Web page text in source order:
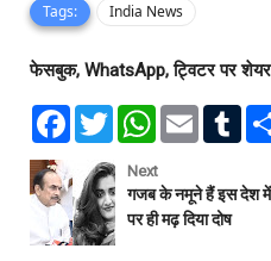
Tags: India News
फेसबुक, WhatsApp, ट्विटर पर
F
b
o
o
k
T
w
t
t
e
r
W
t
s
A
p
E
l
T
l
Next
गजब के नमूने हैं इस देश में,
पर ही मढ़ दिया दोष